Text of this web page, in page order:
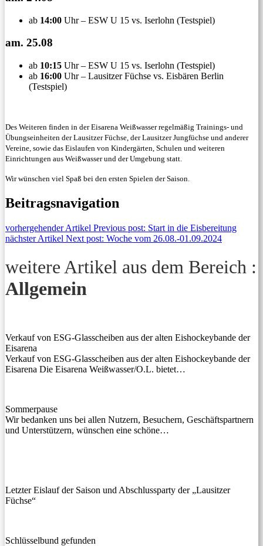
ab 14:00 Uhr – ESW U 15 vs. Iserlohn (Testspiel)
am. 25.08
ab 10:15 Uhr – ESW U 15 vs. Iserlohn (Testspiel)
ab 16:00 Uhr – Lausitzer Füchse vs. Eisbären Berlin
(Testspiel)
Des Weiteren finden in der Eisarena Weißwasser regelmäßig Trainings- und
Übungseinheiten der Lausitzer Füchse, der Lausitzer Jungfüchse und anderer
Vereine, sowie das Eislaufen von Kindergärten, Schulen und weiteren
Einrichtungen aus Weißwasser und der Umgebung statt.
Wir wünschen viel Spaß bei den ersten Spielen der Saison.
Beitragsnavigation
vorhergehender Artikel Previous post: Start in die Eisbereitung
nächster Artikel Next post: Woche vom 26.08.-01.09.2024
weitere Artikel aus dem Bereich :
Allgemein
Verkauf von ESG-Glasscheiben aus der alten Eishockeybande der
Eisarena
Verkauf von ESG-Glasscheiben aus der alten Eishockeybande der
Eisarena Die Eisarena Weißwasser/O.L. bietet…
Sommerpause
Wir bedanken uns bei allen Nutzern, Besuchern, Geschäftspartnern
und Unterstützern, wünschen eine schöne…
Letzter Eislauf der Saison und Abschlussparty der „Lausitzer
Füchse“
Schlüsselbund gefunden